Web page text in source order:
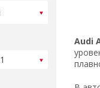
Audi